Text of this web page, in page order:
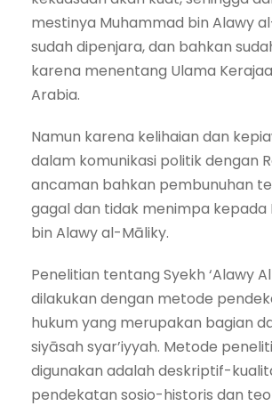
mestinya Muhammad bin Alawy
sudah dipenjara, dan bahkan
karena menentang Ulama
Arabia.
Namun karena kelihaian dan
dalam komunikasi politik dengan
ancaman bahkan pembunuhan
gagal dan tidak menimpa kepada
bin Alawy al-Māliky.
Penelitian tentang Syekh ‘Alawy
dilakukan dengan metode
hukum yang merupakan bagian
siyāsah syar’iyyah. Metode
digunakan adalah deskriptif-
pendekatan sosio-historis dan